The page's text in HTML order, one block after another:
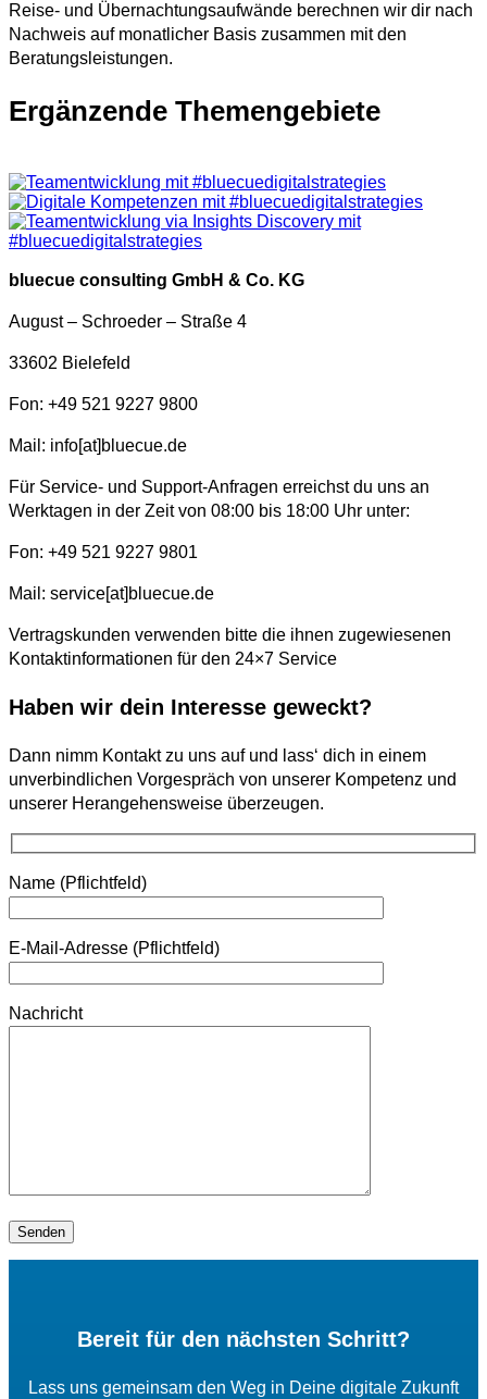
Reise- und Übernachtungsaufwände berechnen wir dir nach
Nachweis auf monatlicher Basis zusammen mit den
Beratungsleistungen.
Ergänzende Themengebiete
bluecue consulting GmbH & Co. KG
August – Schroeder – Straße 4
33602 Bielefeld
Fon: +49 521 9227 9800
Mail: info[at]bluecue.de
Für Service- und Support-Anfragen erreichst du uns an
Werktagen in der Zeit von 08:00 bis 18:00 Uhr unter:
Fon: +49 521 9227 9801
Mail: service[at]bluecue.de
Vertragskunden verwenden bitte die ihnen zugewiesenen
Kontaktinformationen für den 24×7 Service
Haben wir dein Interesse geweckt?
Dann nimm Kontakt zu uns auf und lass‘ dich in einem
unverbindlichen Vorgespräch von unserer Kompetenz und
unserer Herangehensweise überzeugen.
Name (Pflichtfeld)
E-Mail-Adresse (Pflichtfeld)
Nachricht
Bereit für den nächsten Schritt?
Lass uns gemeinsam den Weg in Deine digitale Zukunft